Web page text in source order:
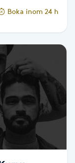
Boka inom 24 h